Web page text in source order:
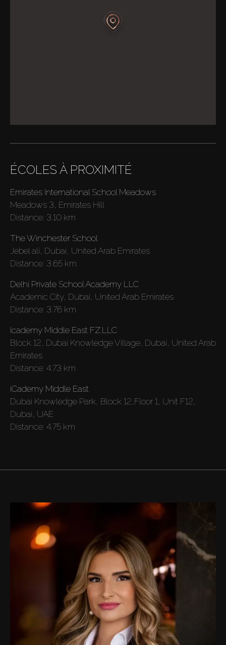
Acheter
Louer
Vendre
Hors Plan
ÉCOLES À PROXIMITÉ
Emirates International School Meadows
Meadows 3, Emirates Hill
Distance: 3.10 km
The Winchester School
Jebel ali, Dubai, United Arab Emirates
Distance: 3.65 km
Delhi Private School Academy LLC
Academic City, Dubai, United Arab Emirates
Distance: 3.76 km
Icademy Middle East FZ.LLC
Block 12, Dubai Knowledge Village, Dubai, United Arab
Emirates
Distance: 4.73 km
iCademy Middle East
Dubai Knowledge Park, Block 12,Floor 1, Unit F12,
Dubai, UAE
Distance: 4.75 km